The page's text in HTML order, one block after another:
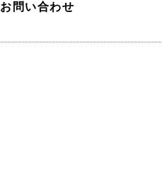
お問い合わせ